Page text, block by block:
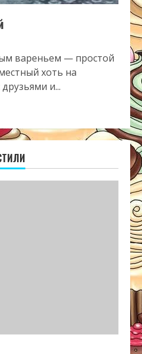
вареньем — простой
хоть на
и...